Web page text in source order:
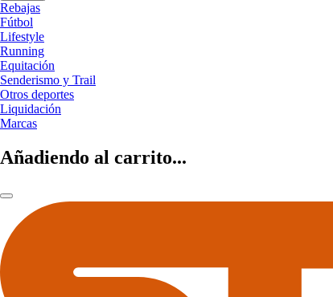
Rebajas
Fútbol
Lifestyle
Running
Equitación
Senderismo y Trail
Otros deportes
Liquidación
Marcas
Añadiendo al carrito...